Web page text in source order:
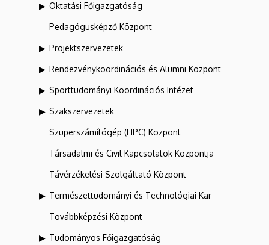
Oktatási Főigazgatóság
Pedagógusképző Központ
Projektszervezetek
Rendezvénykoordinációs és Alumni Központ
Sporttudományi Koordinációs Intézet
Szakszervezetek
Szuperszámítógép (HPC) Központ
Társadalmi és Civil Kapcsolatok Központja
Távérzékelési Szolgáltató Központ
Természettudományi és Technológiai Kar
Továbbképzési Központ
Tudományos Főigazgatóság